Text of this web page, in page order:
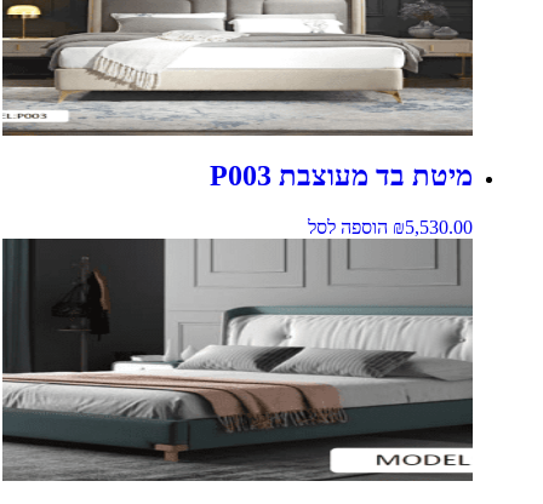
מיטת בד מעוצבת P003
₪5,530.00 הוספה לסל